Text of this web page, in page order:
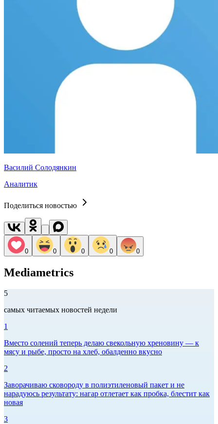
Василий Солодянкин
Аналитик
Поделиться новостью
0 0 0 0 0
Mediametrics
5
самых читаемых новостей недели
1
Вместо солений теперь делаю свекольную хреновину — к
мясу и рыбе, просто на хлеб, обалденно вкусно
2
Заворачиваю сковороду в полиэтиленовый пакет и не
нарадуюсь результату: нагар отлетает как пробка, блестит как
новая
3